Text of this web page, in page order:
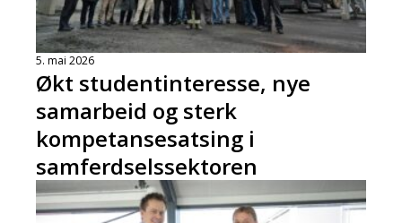
5. mai 2026
Økt studentinteresse, nye
samarbeid og sterk
kompetansesatsing i
samferdselssektoren